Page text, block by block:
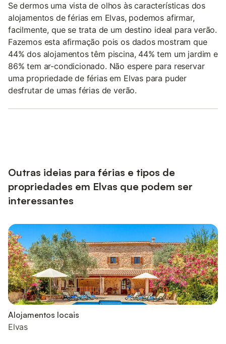
Se dermos uma vista de olhos às características dos
alojamentos de férias em Elvas, podemos afirmar,
facilmente, que se trata de um destino ideal para verão.
Fazemos esta afirmação pois os dados mostram que
44% dos alojamentos têm piscina, 44% tem um jardim e
86% tem ar-condicionado. Não espere para reservar
uma propriedade de férias em Elvas para puder
desfrutar de umas férias de verão.
Outras ideias para férias e tipos de
propriedades em Elvas que podem ser
interessantes
Alojamentos locais
Elvas